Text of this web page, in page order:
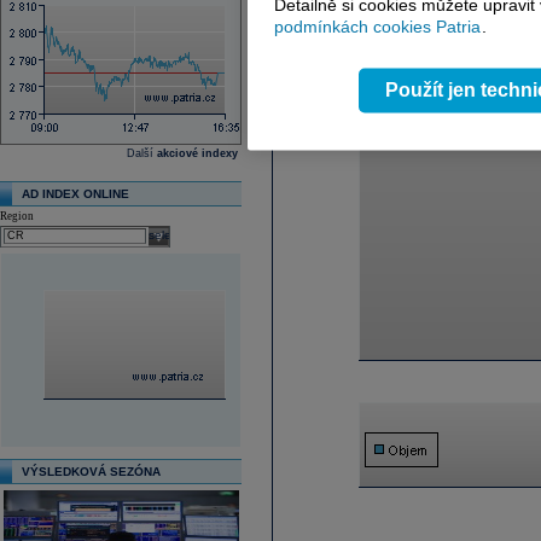
Další akciové indexy
AD INDEX ONLINE
Region
select
VÝSLEDKOVÁ SEZÓNA
Detailně si cookies můžete
podmínkách cookies Patria.
Použít jen